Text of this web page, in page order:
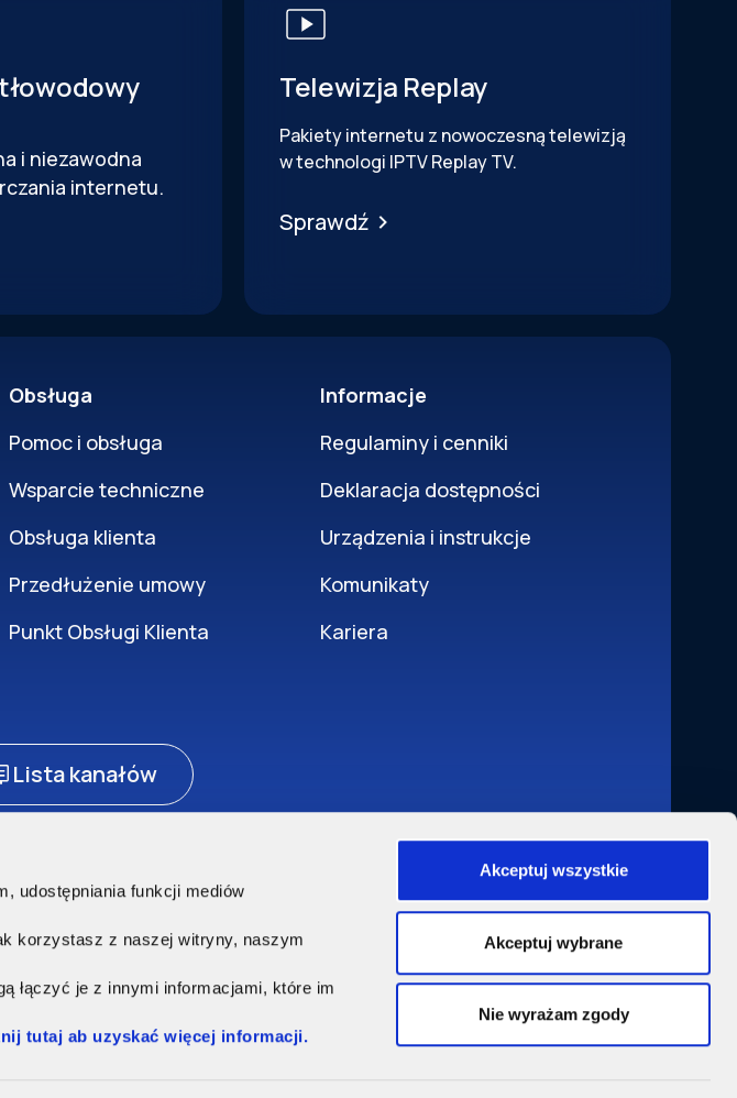
udostępniania funkcji mediów
korzystasz z naszej witryny, naszym
łączyć je z innymi informacjami, które im
tutaj ab uzyskać więcej informacji.
Akceptuj wszystkie
Akceptuj wybrane
Nie wyrażam zgody
i niezawodna
internetu.
Telewizja Replay
Pakiety internetu z nowoczesną telewizją
w technologi IPTV Replay TV.
Sprawdź
Obsługa
Pomoc i obsługa
Wsparcie techniczne
Obsługa klienta
Przedłużenie umowy
Punkt Obsługi Klienta
Informacje
Regulaminy i cenniki
Deklaracja dostępności
Urządzenia i instrukcje
Komunikaty
Kariera
Lista kanałów